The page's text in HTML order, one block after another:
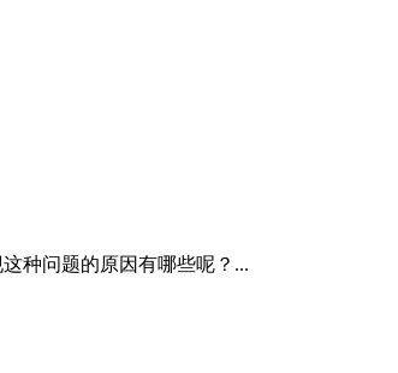
种问题的原因有哪些呢？...